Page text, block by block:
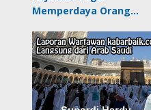
Memperdaya Orang…